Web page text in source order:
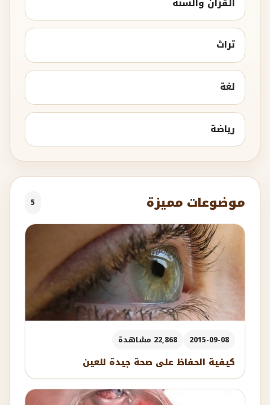
تراث
لغة
رياضة
موضوعات مميزة 5
2015-09-08 22,868 مشاهدة
كيفية الحفاظ على صحة جيدة للعين